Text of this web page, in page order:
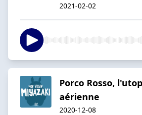
2021-02-02
Porco Rosso,
aérienne
2020-12-08